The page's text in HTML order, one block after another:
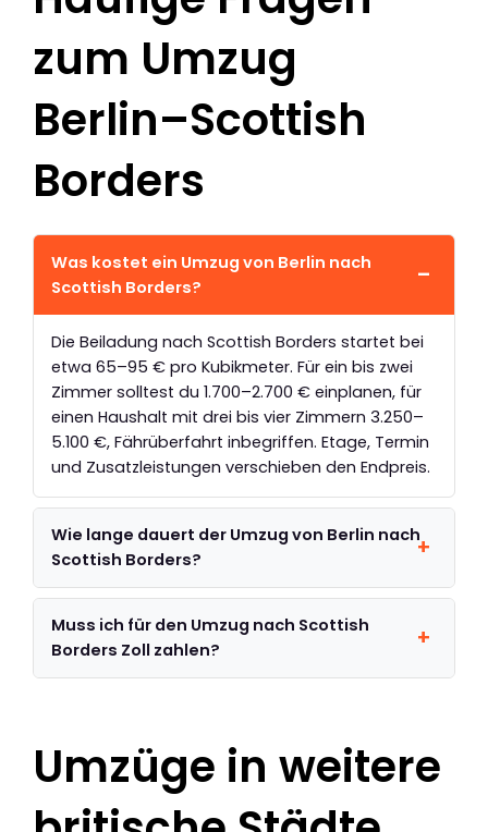
zum Umzug
Berlin–Scottish
Borders
Was kostet ein Umzug von Berlin nach
Scottish Borders?
Die Beiladung nach Scottish Borders startet bei
etwa 65–95 € pro Kubikmeter. Für ein bis zwei
Zimmer solltest du 1.700–2.700 € einplanen, für
einen Haushalt mit drei bis vier Zimmern 3.250–
5.100 €, Fährüberfahrt inbegriffen. Etage, Termin
und Zusatzleistungen verschieben den Endpreis.
Wie lange dauert der Umzug von Berlin nach
Scottish Borders?
Muss ich für den Umzug nach Scottish
Borders Zoll zahlen?
Umzüge in weitere